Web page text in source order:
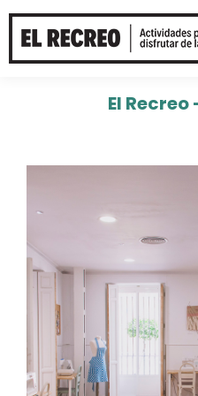
El Recreo